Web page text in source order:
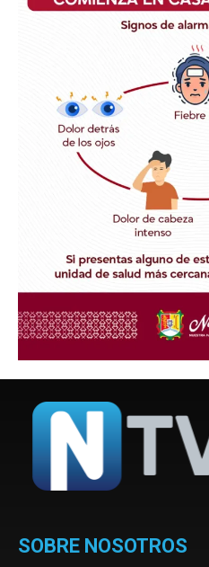
SOBRE NOSOTROS